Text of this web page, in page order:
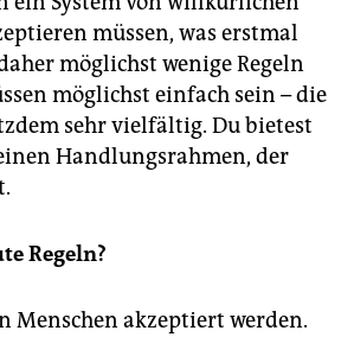
müssen, was erstmal
möglichst wenige Regeln
möglichst einfach sein – die
sehr vielfältig. Du bietest
Handlungsrahmen, der
Regeln?
Menschen akzeptiert werden.